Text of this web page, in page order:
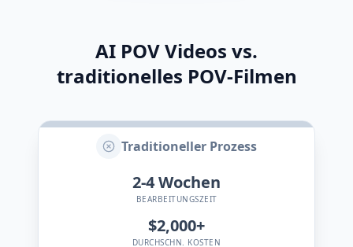
AI POV Videos vs.
traditionelles POV-Filmen
Traditioneller Prozess
2-4Wochen
BEARBEITUNGSZEIT
$2,000+
DURCHSCHN. KOSTEN